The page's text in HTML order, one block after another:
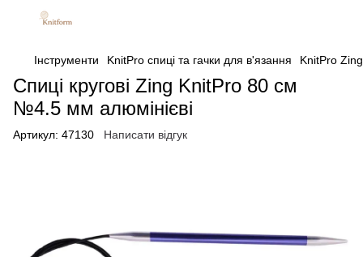
Інструменти KnitPro спиці та гачки для в'язання KnitPro Zing
Спиці кругові Zing KnitPro 80 см
№4.5 мм алюмінієві
Артикул: 47130 Написати відгук